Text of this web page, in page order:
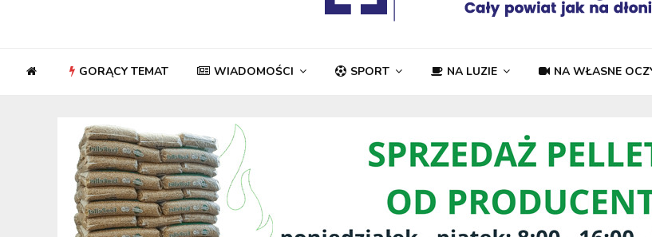
GORĄCY TEMAT WIADOMOŚCI SPORT NA LUZIE NA WŁASNE